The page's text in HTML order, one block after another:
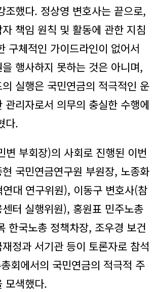
조했다. 정상영 변호사는 끝으로,
책임 원칙 및 활동에 관한 지침
구체적인 가이드라인이 없어서
행사하지 못하는 것은 아니며,
실행은 국민연금의 적극적인 운
관리자로서 의무의 충실한 수행에
다.
변 부회장)의 사회로 진행된 이번
국민연금연구원 부원장, 노종화
대 연구위원), 이동구 변호사(참
터 실행위원), 홍원표 민주노총
한국노총 정책차장, 조우경 보건
정과 서기관 등이 토론자로 참석
회에서의 국민연금의 적극적 주
모색했다.